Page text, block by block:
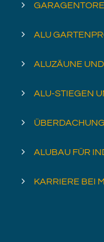
GARAGENTORE
ALU
ALUZÄUNE
ALU-STIEGEN
ALUBAU FÜR
KARRIERE BEI